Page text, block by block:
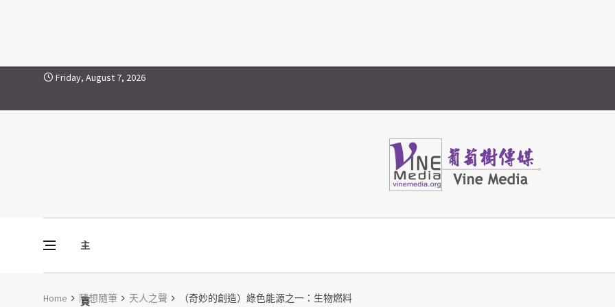
Skip to contentFriday, August 7, 2026
主
頁
Vine Media
葡萄樹傳媒
Home 隨想隨筆 天人之聲 （奇妙的創造）綠色能源之一：生物燃料